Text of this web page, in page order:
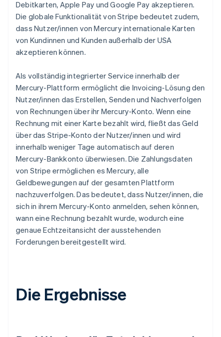
Debitkarten, Apple Pay und Google Pay akzeptieren.
Die globale Funktionalität von Stripe bedeutet zudem,
dass Nutzer/innen von Mercury internationale Karten
von Kundinnen und Kunden außerhalb der USA
akzeptieren können.
Als vollständig integrierter Service innerhalb der
Mercury-Plattform ermöglicht die Invoicing-Lösung den
Nutzer/innen das Erstellen, Senden und Nachverfolgen
von Rechnungen über ihr Mercury-Konto. Wenn eine
Rechnung mit einer Karte bezahlt wird, fließt das Geld
über das Stripe-Konto der Nutzer/innen und wird
innerhalb weniger Tage automatisch auf deren
Mercury-Bankkonto überwiesen. Die Zahlungsdaten
von Stripe ermöglichen es Mercury, alle
Geldbewegungen auf der gesamten Plattform
nachzuverfolgen. Das bedeutet, dass Nutzer/innen, die
sich in ihrem Mercury-Konto anmelden, sehen können,
wann eine Rechnung bezahlt wurde, wodurch eine
genaue Echtzeitansicht der ausstehenden
Forderungen bereitgestellt wird.
Die Ergebnisse